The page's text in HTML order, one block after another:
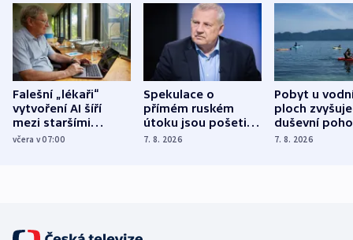
Falešní „lékaři“
vytvoření AI šíří
mezi staršími
Poláky nebezpečné
včera v 07:00
Spekulace o
přímém ruském
útoku jsou pošetilé,
míní estonský
7. 8. 2026
Pobyt u
ploch zvyšuje
duševní
ukázala
7. 8. 2026